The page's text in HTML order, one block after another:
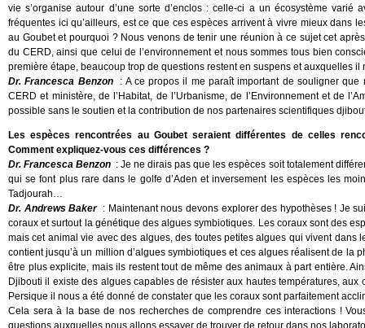
vie s’organise autour d’une sorte d’enclos : celle-ci a un écosystème varié
fréquentes ici qu’ailleurs, est ce que ces espèces arrivent à vivre mieux dans
au Goubet et pourquoi ? Nous venons de tenir une réunion à ce sujet cet
du CERD, ainsi que celui de l’environnement et nous sommes tous bien
première étape, beaucoup trop de questions restent en suspens et auxquelles
Dr. Francesca Benzon
: A ce propos il me paraît important de souligner
CERD et ministère, de l’Habitat, de l’Urbanisme, de l’Environnement et de
possible sans le soutien et la contribution de nos partenaires scientifiques
Les espèces rencontrées au Goubet seraient différentes de celles
Comment expliquez-vous ces différences ?
Dr. Francesca Benzon : Je ne dirais pas que les espèces soit totalement
qui se font plus rare dans le golfe d’Aden et inversement les espèces les
Tadjourah…
Dr. Andrews Baker : Maintenant nous devons explorer des hypothèses ! Je
coraux et surtout la génétique des algues symbiotiques. Les coraux sont des
mais cet animal vie avec des algues, des toutes petites algues qui vivent dans
contient jusqu’à un million d’algues symbiotiques et ces algues réalisent de
être plus explicite, mais ils restent tout de même des animaux à part entière.
Djibouti il existe des algues capables de résister aux hautes températures,
Persique il nous a été donné de constater que les coraux sont parfaitement
Cela sera à la base de nos recherches de comprendre ces interactions !
questions auxquelles nous allons essayer de trouver de retour dans nos